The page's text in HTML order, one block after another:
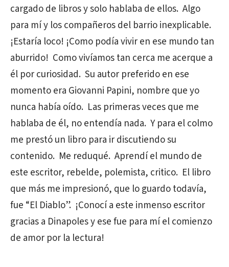
cargado de libros y solo hablaba de ellos. Algo
para mí y los compañeros del barrio inexplicable.
¡Estaría loco! ¡Como podía vivir en ese mundo tan
aburrido! Como vivíamos tan cerca me acerque a
él por curiosidad. Su autor preferido en ese
momento era Giovanni Papini, nombre que yo
nunca había oído. Las primeras veces que me
hablaba de él, no entendía nada. Y para el colmo
me prestó un libro para ir discutiendo su
contenido. Me reduqué. Aprendí el mundo de
este escritor, rebelde, polemista, critico. El libro
que más me impresionó, que lo guardo todavía,
fue “El Diablo”. ¡Conocí a este inmenso escritor
gracias a Dinapoles y ese fue para mí el comienzo
de amor por la lectura!